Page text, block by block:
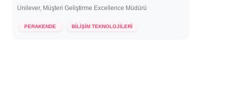
Unilever, Müşteri Geliştirme Excellence Müdürü
PERAKENDE BİLİŞİM TEKNOLOJİLERİ